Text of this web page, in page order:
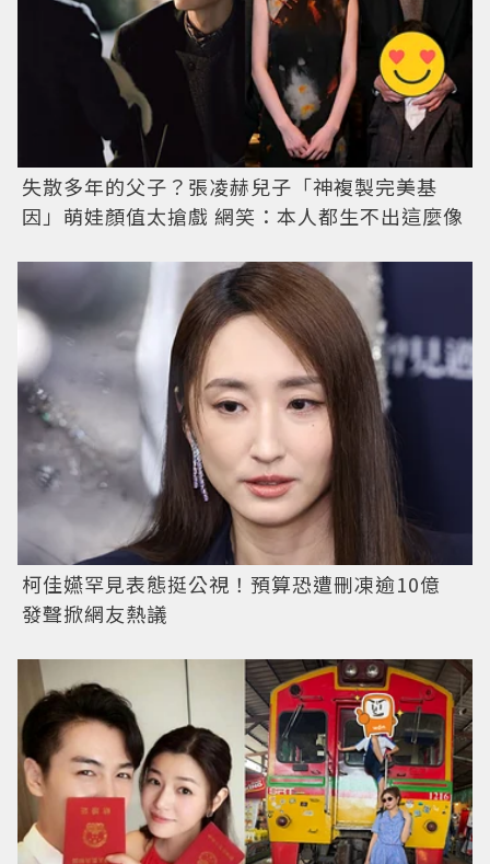
失散多年的父子？張凌赫兒子「神複製完美基
因」萌娃顏值太搶戲 網笑：本人都生不出這麼像
柯佳嬿罕見表態挺公視！預算恐遭刪凍逾10億
發聲掀網友熱議